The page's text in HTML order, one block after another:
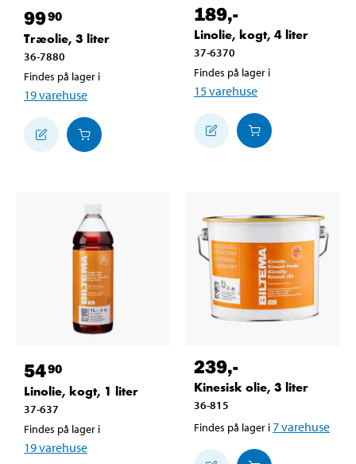
9990
Træolie, 3 liter
36-7880
Findes på lager i
19varehuse
189,-
Linolie, kogt, 4 liter
37-6370
Findes på lager i
15varehuse
5490
Linolie, kogt, 1 liter
37-637
Findes på lager i
19varehuse
239,-
Kinesisk olie, 3 liter
36-815
Findes på lager i7varehuse